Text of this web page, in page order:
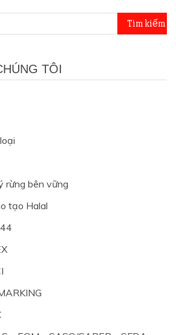
TÔI
rừng bên vững
tạo Halal